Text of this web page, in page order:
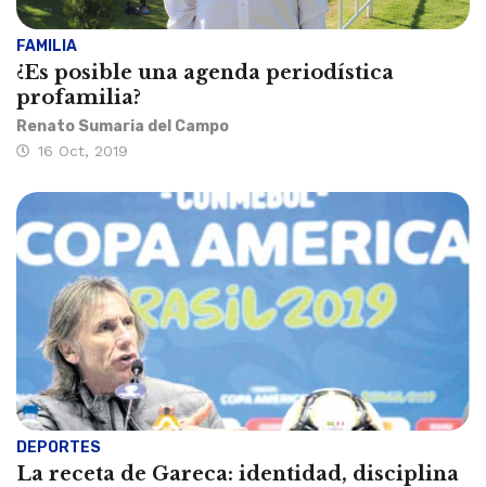
FAMILIA
¿Es posible una agenda periodística
profamilia?
Renato Sumaria del Campo
16 Oct, 2019
DEPORTES
La receta de Gareca: identidad, disciplina